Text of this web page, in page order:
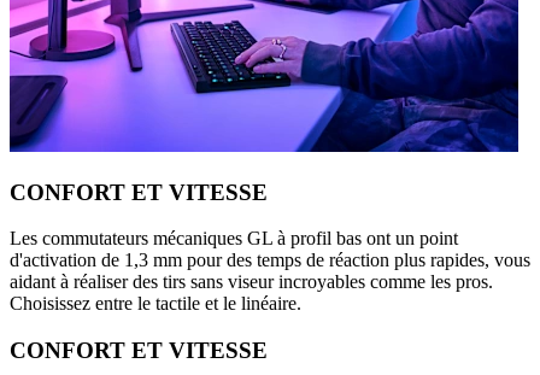
CONFORT ET VITESSE
Les commutateurs mécaniques GL à profil bas ont un point
d'activation de 1,3 mm pour des temps de réaction plus rapides, vous
aidant à réaliser des tirs sans viseur incroyables comme les pros.
Choisissez entre le tactile et le linéaire.
CONFORT ET VITESSE